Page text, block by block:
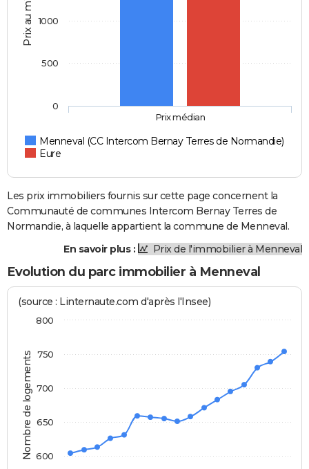
Prix au m2
Menneval (CC Intercom Bernay Terres de Normandie)
Eure
Prix médian
0
500
1000
Les prix immobiliers fournis sur cette page concernent la
Communauté de communes Intercom Bernay Terres de
Normandie, à laquelle appartient la commune de Menneval.
En savoir plus :
Prix de l'immobilier à Menneval
Evolution du parc immobilier à Menneval
Nombre de logements
(source : Linternaute.com d'après l'Insee)
600
650
700
750
800